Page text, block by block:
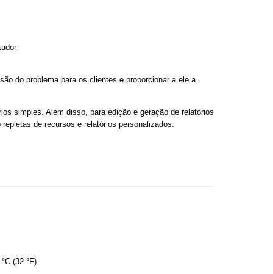
do problema para os clientes e proporcionar a ele a
simples. Além disso, para edição e geração de relatórios
de recursos e relatórios personalizados.
(32 °F)